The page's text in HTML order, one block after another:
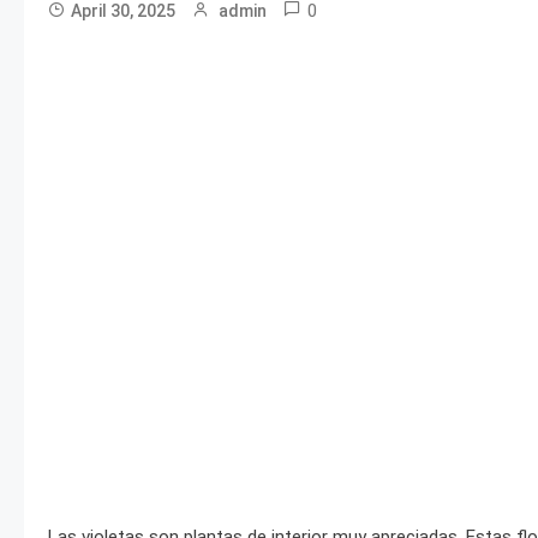
April 30, 2025 admin 0